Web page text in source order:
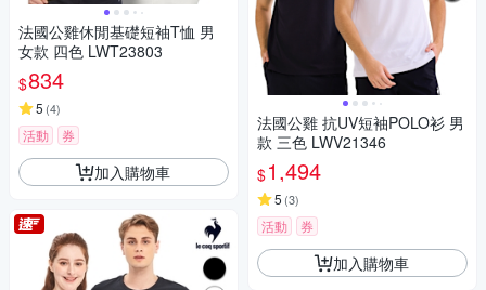
法國公雞休閒基礎短袖T恤 男
女款 四色 LWT23803
$834
5 (4)
活動 券
加入購物車
法國公雞 抗UV短袖POLO衫 男
款 三色 LWV21346
$1,494
5 (3)
活動 券
加入購物車